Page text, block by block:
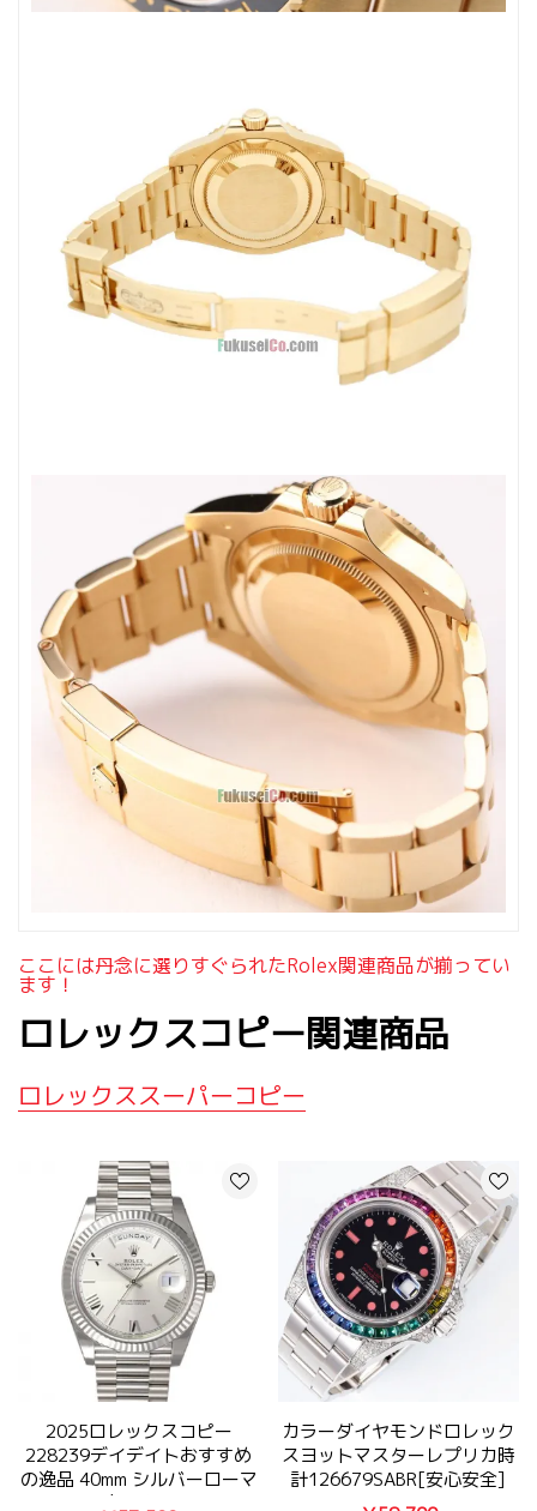
ここには丹念に選りすぐられたrolex関連商品が揃ってい
ます！
ロレックスコピー関連商品
ロレックススーパーコピー
2025ロレックスコピー
228239デイデイトおすすめ
の逸品 40mm シルバーローマ
自動巻き
カラーダイヤモンドロレック
スヨットマスターレプリカ時
計126679SABR[安心安全]